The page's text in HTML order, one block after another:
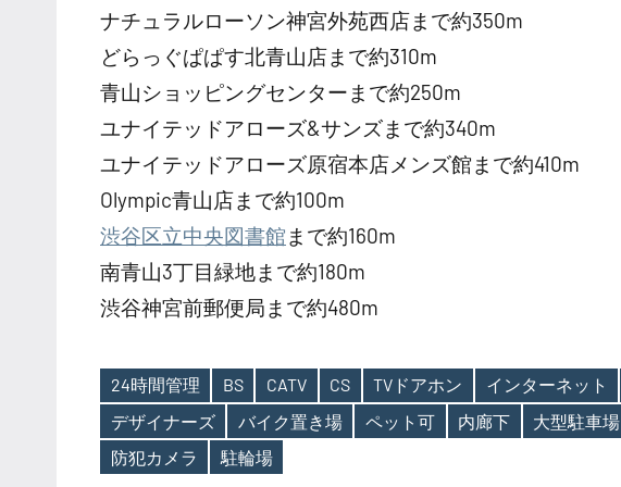
ナチュラルローソン神宮外苑西店まで約350m
どらっぐぱぱす北青山店まで約310m
青山ショッピングセンターまで約250m
ユナイテッドアローズ&サンズまで約340m
ユナイテッドアローズ原宿本店メンズ館まで約410m
Olympic青山店まで約100m
渋谷区立中央図書館 まで約160m
南青山3丁目緑地まで約180m
渋谷神宮前郵便局まで約480m
Tags
24時間管理 BS CATV CS TVドアホン インターネット
デザイナーズ
バイク置き場 ペット可 内廊下 大型駐車場
防犯カメラ
駐輪場